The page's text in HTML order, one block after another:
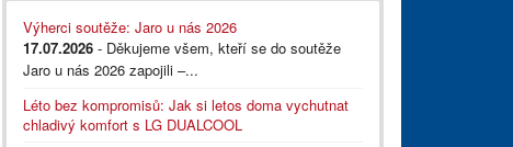
Výherci soutěže: Jaro u nás 2026
17.07.2026 - Děkujeme všem, kteří se do soutěže
Jaro u nás 2026 zapojili –...
Léto bez kompromisů: Jak si letos doma vychutnat
chladivý komfort s LG DUALCOOL